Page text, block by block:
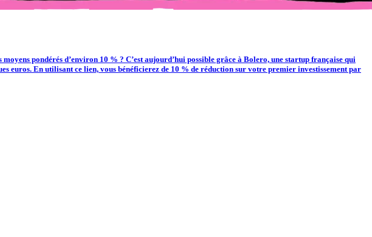
pondérés d’environ 10 % ? C’est aujourd’hui possible grâce à Bolero, une startup française qui
euros. En utilisant ce lien, vous bénéficierez de 10 % de réduction sur votre premier investissement par